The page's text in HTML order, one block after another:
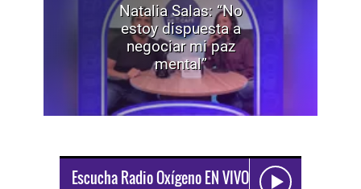
Natalia Salas: “No
estoy dispuesta a
negociar mi paz
mental”
Escucha Radio Oxígeno EN VIVO